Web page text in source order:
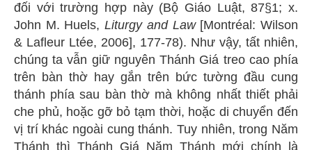
đối với trường hợp này (Bộ Giáo Luật, 87§1; x.
John M. Huels, Liturgy and Law [Montréal: Wilson
& Lafleur Ltée, 2006], 177-78). Như vậy, tất nhiên,
chúng ta vẫn giữ nguyên Thánh Giá treo cao phía
trên bàn thờ hay gắn trên bức tường đầu cung
thánh phía sau bàn thờ mà không nhất thiết phải
che phủ, hoặc gỡ bỏ tạm thời, hoặc di chuyển đến
vị trí khác ngoài cung thánh. Tuy nhiên, trong Năm
Thánh thì Thánh Giá Năm Thánh mới chính là